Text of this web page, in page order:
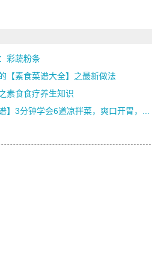
彩蔬粉条
【素食菜谱大全】之最新做法
素食食疗养生知识
】3分钟学会6道凉拌菜，爽口开胃，...